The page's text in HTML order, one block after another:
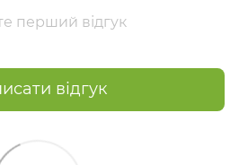
перший відгук
відгук